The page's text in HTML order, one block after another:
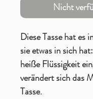
Nicht
Diese Tasse hat es
sie etwas in sich
heiße Flüssigkeit
verändert sich das
Tasse.